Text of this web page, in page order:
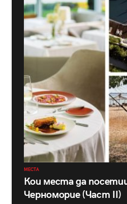
МЕСТА
Кои места да
Черноморие (Част II)